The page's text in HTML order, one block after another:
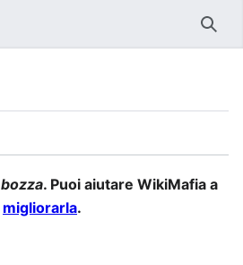
bozza. Puoi aiutare WikiMafia a
migliorarla.